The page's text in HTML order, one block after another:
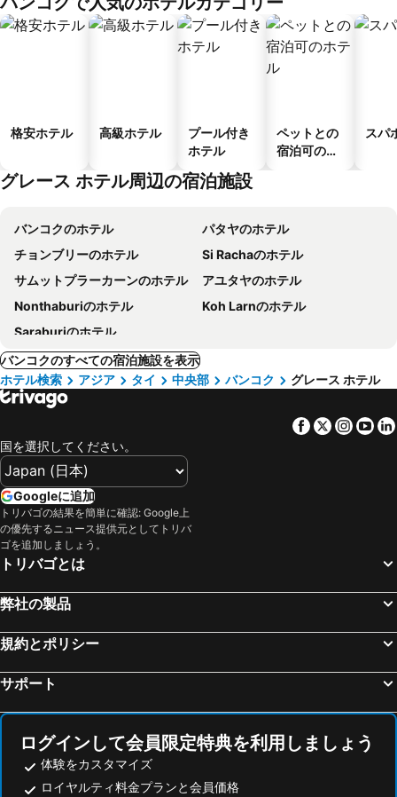
ス
格安ホテル 高級ホテル
プール付き
ホテル
ペットとの
宿泊可のホ
スパ
グレース ホテル周辺の宿泊施設
バンコクのホテル
パタヤのホテル
チョンブリーのホテル
Si Rachaのホテル
サムットプラーカーンのホテル
アユタヤのホテル
Nonthaburiのホテル
Koh Larnのホテル
Saraburiのホテル
バンコクのすべての宿泊施設を表示
ホテル検索
アジア タイ 中央部 バンコク グレース ホテル
Facebook
Twitter
国を選択してください。
Googleに追加
トリバゴの結果を簡単に確認: Google上
の優先するニュース提供元としてトリバ
ゴを追加しましょう。
トリバゴとは
弊社の製品
規約とポリシー
サポート
ログインして会員限定特典を利用しましょう
体験をカスタマイズ
ロイヤルティ料金プランと会員価格